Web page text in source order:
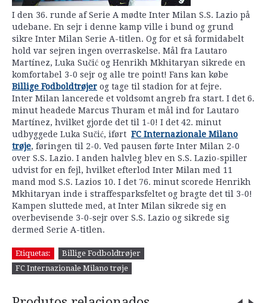
I den 36. runde af Serie A mødte Inter Milan S.S. Lazio på
udebane. En sejr i denne kamp ville i bund og grund
sikre Inter Milan Serie A-titlen. Og for et så formidabelt
hold var sejren ingen overraskelse. Mål fra Lautaro
Martínez, Luka Sučić og Henrikh Mkhitaryan sikrede en
komfortabel 3-0 sejr og alle tre point! Fans kan købe
Billige Fodboldtrøjer og tage til stadion for at fejre.
Inter Milan lancerede et voldsomt angreb fra start. I det 6.
minut headede Marcus Thuram et mål ind for Lautaro
Martínez, hvilket gjorde det til 1-0! I det 42. minut
udbyggede Luka Sučić, iført FC Internazionale Milano
trøje, føringen til 2-0. Ved pausen førte Inter Milan 2-0
over S.S. Lazio. I anden halvleg blev en S.S. Lazio-spiller
udvist for en fejl, hvilket efterlod Inter Milan med 11
mand mod S.S. Lazios 10. I det 76. minut scorede Henrikh
Mkhitaryan inde i straffesparksfeltet og bragte det til 3-0!
Kampen sluttede med, at Inter Milan sikrede sig en
overbevisende 3-0-sejr over S.S. Lazio og sikrede sig
dermed Serie A-titlen.
Etiquetas:
Billige Fodboldtrøjer
FC Internazionale Milano trøje